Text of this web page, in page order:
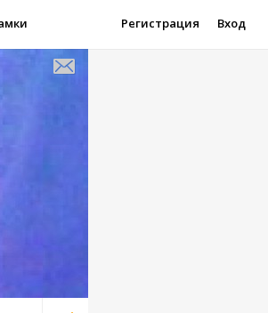
Регистрация Вход